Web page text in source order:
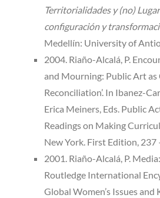
Territorialidades y (no)
configuración y
Medellín: University of
2004. Riaño-Alcalá, P.
and Mourning: Public Art as
Reconciliation’. In Ibanez-
Erica Meiners, Eds. Public
Readings on Making
New York. First Edition, 237
2001. Riaño-Alcalá, P.
Routledge International
Global Women’s Issues and